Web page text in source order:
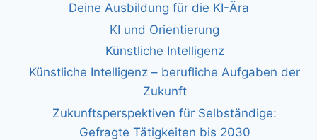
Deine Ausbildung für die KI-Ära
KI und Orientierung
Künstliche Intelligenz
Künstliche Intelligenz – berufliche Aufgaben der
Zukunft
Zukunftsperspektiven für Selbständige:
Gefragte Tätigkeiten bis 2030